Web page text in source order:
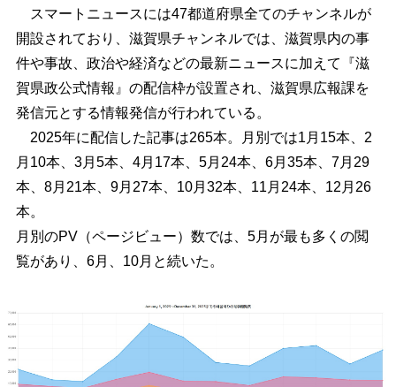
スマートニュースには47都道府県全てのチャンネルが
開設されており、滋賀県チャンネルでは、滋賀県内の事
件や事故、政治や経済などの最新ニュースに加えて『滋
賀県政公式情報』の配信枠が設置され、滋賀県広報課を
発信元とする情報発信が行われている。
2025年に配信した記事は265本。月別では1月15本、2
月10本、3月5本、4月17本、5月24本、6月35本、7月29
本、8月21本、9月27本、10月32本、11月24本、12月26
本。
月別のPV（ページビュー）数では、5月が最も多くの閲
覧があり、6月、10月と続いた。